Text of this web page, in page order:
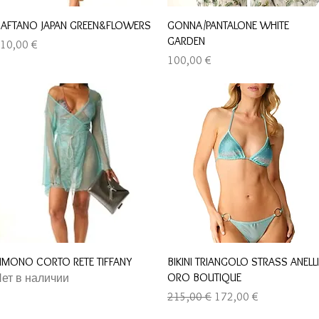
Быстрый просмотр
JAPAN GREEN&FLOWERS
€
Быстрый просмотр
GONNA/PANTALONE WHITE
GARDEN
Цена
100,00 €
Быстрый просмотр
CORTO RETE TIFFANY
в наличии
Быстрый просмотр
BIKINI TRIANGOLO STRASS ANELLI
ORO BOUTIQUE
Обычная цена
215,00 € Цена со скидкой
172,00 €